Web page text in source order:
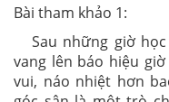
Bài tham khảo 1:
Sau những giờ
vang lên báo hiệu
vui, náo nhiệt hơn